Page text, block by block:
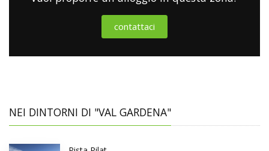
contattaci
NEI DINTORNI DI "VAL GARDENA"